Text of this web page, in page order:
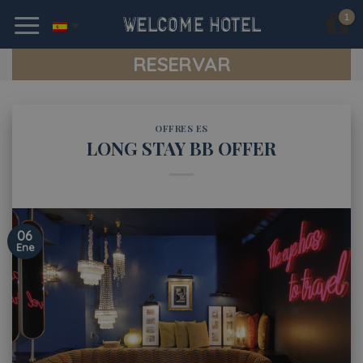
content
RESERVAR
OFFRES ES
LONG STAY BB OFFER
06
Ene